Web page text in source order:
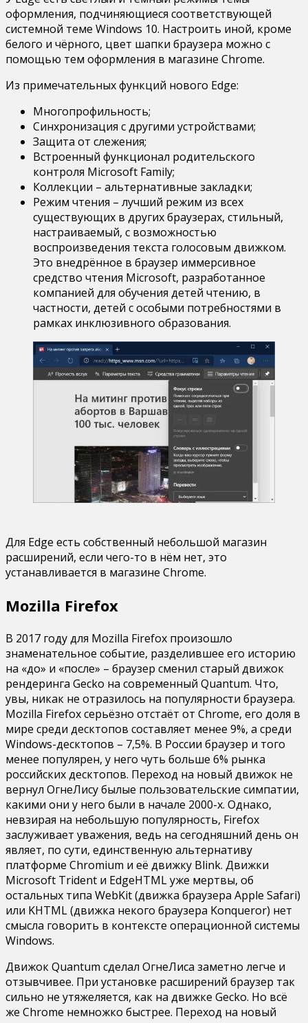
оформления, подчиняющиеся соответствующей
системной теме Windows 10. Настроить иной, кроме
белого и чёрного, цвет шапки браузера можно с
помощью тем оформления в магазине Chrome.
Из примечательных функций нового Edge:
Многопрофильность;
Синхронизация с другими устройствами;
Защита от слежения;
Встроенный функционал родительского
контроля Microsoft Family;
Коллекции – альтернативные закладки;
Режим чтения – лучший режим из всех
существующих в других браузерах, стильный,
настраиваемый, с возможностью
воспроизведения текста голосовым движком.
Это внедрённое в браузер иммерсивное
средство чтения Microsoft, разработанное
компанией для обучения детей чтению, в
частности, детей с особыми потребностями в
рамках инклюзивного образования.
Для Edge есть собственный небольшой магазин
расширений, если чего-то в нём нет, это
устанавливается в магазине Chrome.
Mozilla Firefox
В 2017 году для Mozilla Firefox произошло
знаменательное событие, разделившее его историю
на «до» и «после» – браузер сменил старый движок
рендеринга Gecko на современный Quantum. Что,
увы, никак не отразилось на популярности браузера.
Mozilla Firefox серьёзно отстаёт от Chrome, его доля в
мире среди десктопов составляет менее 9%, а среди
Windows-десктопов – 7,5%. В России браузер и того
менее популярен, у него чуть больше 6% рынка
российских десктопов. Переход на новый движок не
вернул ОгнеЛису былые пользовательские симпатии,
какими они у него были в начале 2000-х. Однако,
невзирая на небольшую популярность, Firefox
заслуживает уважения, ведь на сегодняшний день он
являет, по сути, единственную альтернативу
платформе Chromium и её движку Blink. Движки
Microsoft Trident и EdgeHTML уже мертвы, об
остальных типа WebKit (движка браузера Apple Safari)
или KHTML (движка некого браузера Konqueror) нет
смысла говорить в контексте операционной системы
Windows.
Движок Quantum сделал ОгнеЛиса заметно легче и
отзывчивее. При установке расширений браузер так
сильно не утяжеляется, как на движке Gecko. Но всё
же Chrome немножко быстрее. Переход на новый